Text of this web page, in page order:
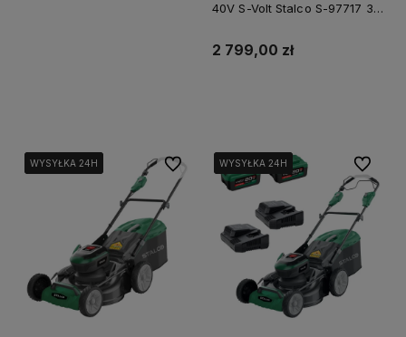
40V S-Volt Stalco S-97717 3
2 799,00 zł
WYSYŁKA 24H
WYSYŁKA 24H
WYSYŁKA 24H Do ulubionychWYSYŁKA 24H
WYSYŁKA 24H
WYSYŁKA 24H Do